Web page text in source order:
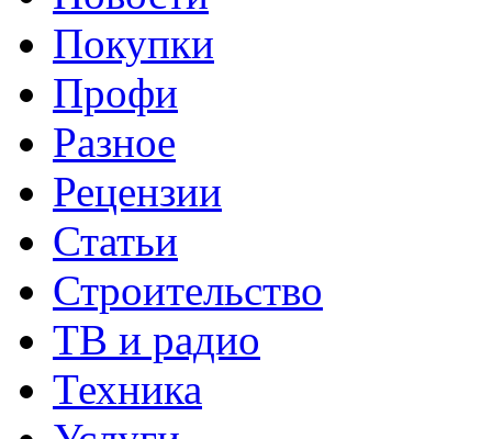
Покупки
Профи
Разное
Рецензии
Статьи
Строительство
ТВ и радио
Техника